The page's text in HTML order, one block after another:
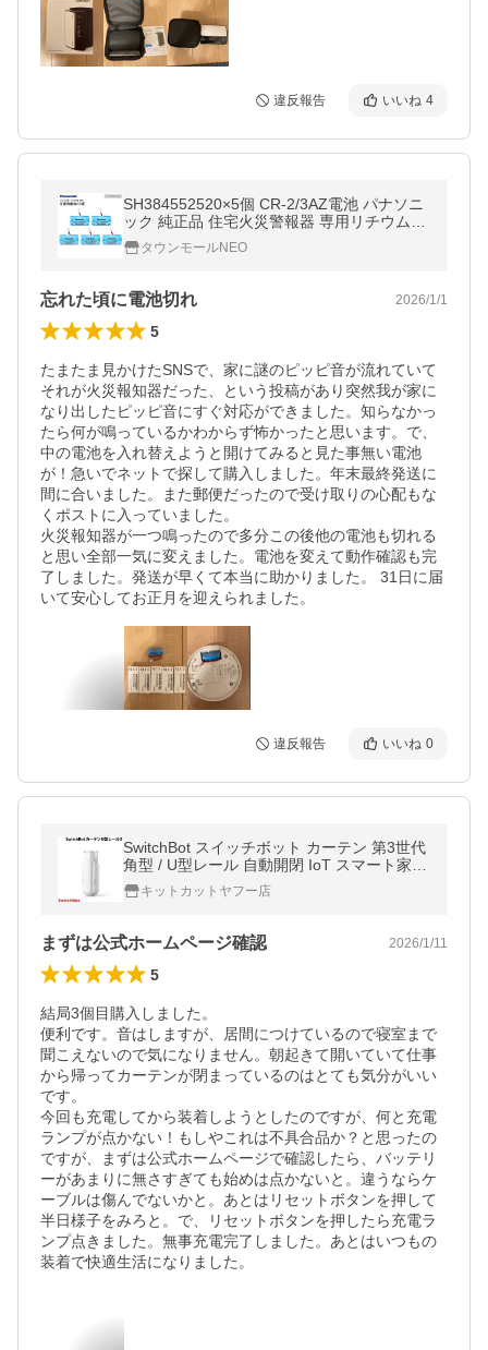
違反報告 いいね 4
SH384552520×5個 CR-2/3AZ電池 パナソニ
ック 純正品 住宅火災警報器 専用リチウム電
池(火災警報器 交換用電池) 防災 メール便お
届け 代引不可 PANASONIC
タウンモールNEO
忘れた頃に電池切れ 2026/1/1
5
たまたま見かけたSNSで、家に謎のピッピ音が流れていて
それが火災報知器だった、という投稿があり突然我が家に
なり出したピッピ音にすぐ対応ができました。知らなかっ
たら何が鳴っているかわからず怖かったと思います。で、
中の電池を入れ替えようと開けてみると見た事無い電池
が！急いでネットで探して購入しました。年末最終発送に
間に合いました。また郵便だったので受け取りの心配もな
くポストに入っていました。
火災報知器が一つ鳴ったので多分この後他の電池も切れる
と思い全部一気に変えました。電池を変えて動作確認も完
了しました。発送が早くて本当に助かりました。 31日に届
いて安心してお正月を迎えられました。
違反報告 いいね 0
SwitchBot スイッチボット カーテン 第3世代
角型 / U型レール 自動開閉 IoT スマート家電
ホワイト W2400001
キットカットヤフー店
まずは公式ホームページ確認 2026/1/11
5
結局3個目購入しました。
便利です。音はしますが、居間につけているので寝室まで
聞こえないので気になりません。朝起きて開いていて仕事
から帰ってカーテンが閉まっているのはとても気分がいい
です。
今回も充電してから装着しようとしたのですが、何と充電
ランプが点かない！もしやこれは不具合品か？と思ったの
ですが、まずは公式ホームページで確認したら、バッテリ
ーがあまりに無さすぎても始めは点かないと。違うならケ
ーブルは傷んでないかと。あとはリセットボタンを押して
半日様子をみろと。で、リセットボタンを押したら充電ラ
ンプ点きました。無事充電完了しました。あとはいつもの
装着で快適生活になりました。